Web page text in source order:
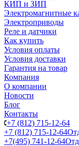
КИП и ЗИП
Электромагнитные
Электроприводы
Реле и датчики
Как купить
Условия оплаты
Условия доставки
Гарантия на товар
Компания
О компании
Новости
Блог
Контакты
+7 (812) 715-12-64
+7 (812) 715-12-64
+7(495) 741-12-64